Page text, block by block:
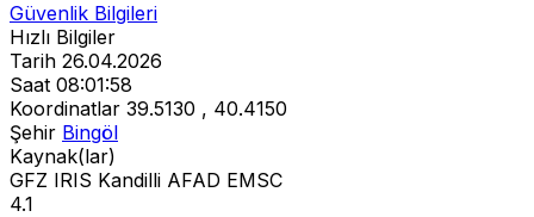
Güvenlik Bilgileri
Hızlı Bilgiler
Tarih 26.04.2026
Saat 08:01:58
Koordinatlar 39.5130 , 40.4150
Şehir Bingöl
Kaynak(lar)
GFZ IRIS Kandilli AFAD EMSC
4.1